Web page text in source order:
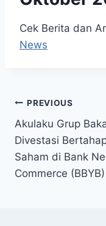
Cek Berita dan
News
Post
navigation
PREVIOUS
Akulaku Grup
Divestasi
Saham di Bank
Commerce (BBYB)